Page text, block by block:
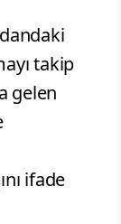
takip
gelen
ifade